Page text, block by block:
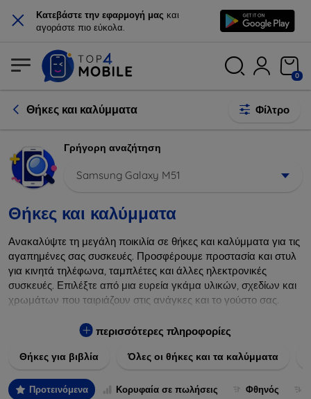
× Κατεβάστε την εφαρμογή μας και
αγοράστε πιο εύκολα.
0
Θήκες και καλύμματα Φίλτρο
Γρήγορη αναζήτηση
Samsung Galaxy M51
Θήκες και καλύμματα
Ανακαλύψτε τη μεγάλη ποικιλία σε θήκες και καλύμματα για τις
αγαπημένες σας συσκευές. Προσφέρουμε προστασία και στυλ
για κινητά τηλέφωνα, ταμπλέτες και άλλες ηλεκτρονικές
συσκευές. Επιλέξτε από μια ευρεία γκάμα υλικών, σχεδίων και
χρωμάτων που ταιριάζουν στις ανάγκες και το γούστο σας.
πτώσεις και άλλες φθορές, ενώ παράλληλα δίνετε ένα
και τη διάρκεια ζωής των συσκευών σας με τις κορυφαίες
περισσότερες πληροφορίες
Θήκες για βιβλία Όλες οι θήκες και τα καλύμματα
Προτεινόμενα Κορυφαία σε πωλήσεις Φθηνός